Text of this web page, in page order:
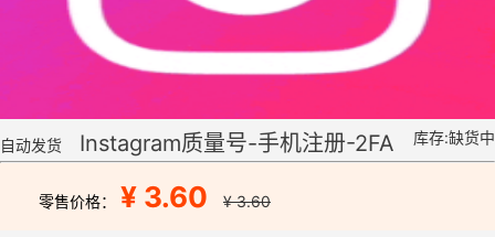
自动发货 Instagram质量号-手机注册-2FA 库存:缺货中
零售价格： ¥ 3.60 ¥ 3.60